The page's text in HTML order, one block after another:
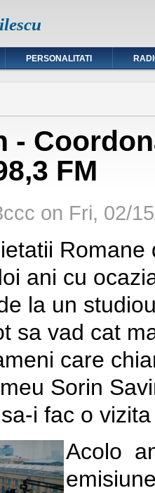
PERSONALITATI
-
FM
on Fri, 02/
ani cu
la un
sa vad cat
care
Sorin
i fac o
Acolo